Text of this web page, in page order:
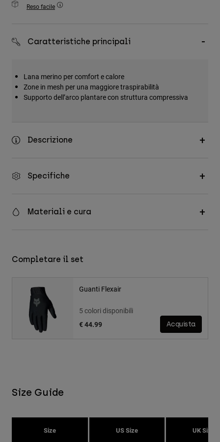
Accessori
Borse e zaini
Vedi tutto
Reso facile
Caratteristiche principali
Lana merino per comfort e calore
Zone in mesh per una maggiore traspirabilità
Supporto dell’arco plantare con struttura compressiva
Descrizione
Specifiche
Materiali e cura
Completare il set
Guanti Flexair
5 colori disponibili
€ 44.99
Acquista
Size Guide
Size US Size UK Size